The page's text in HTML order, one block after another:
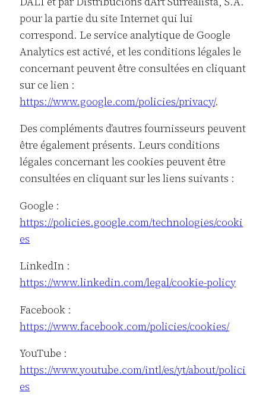
pour la partie du site Internet qui lui
correspond. Le service analytique de Google
Analytics est activé, et les conditions légales le
concernant peuvent être consultées en cliquant
sur ce lien :
https://www.google.com/policies/privacy/.
Des compléments d’autres fournisseurs peuvent
être également présents. Leurs conditions
légales concernant les cookies peuvent être
consultées en cliquant sur les liens suivants :
Google :
https://policies.google.com/technologies/cooki
es
LinkedIn :
https://www.linkedin.com/legal/cookie-policy
Facebook :
https://www.facebook.com/policies/cookies/
YouTube :
https://www.youtube.com/intl/es/yt/about/polici
es